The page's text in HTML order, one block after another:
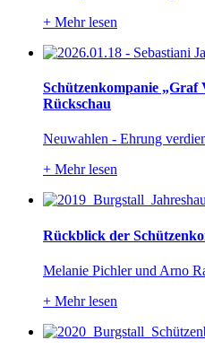
+ Mehr lesen
Schützenkompanie
Rückschau
Neuwahlen - Ehrung
+ Mehr lesen
Rückblick der
Melanie Pichler und Arno
+ Mehr lesen